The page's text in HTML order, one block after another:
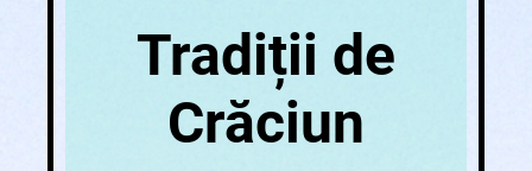
Tradiții de
Crăciun